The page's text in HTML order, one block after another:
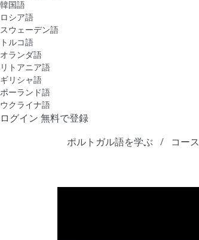
韓国語
ロシア語
スウェーデン語
トルコ語
オランダ語
リトアニア語
ギリシャ語
ポーランド語
ウクライナ語
ログイン 無料で登録
ポルトガル語を学ぶ
コース